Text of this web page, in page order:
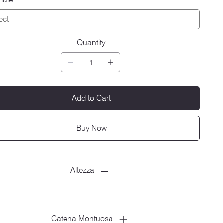
Quantity
Add to Cart
Buy Now
Altezza
Catena Montuosa